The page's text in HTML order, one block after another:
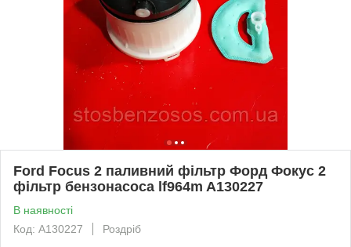
Ford Focus 2 паливний фільтр Форд Фокус 2
фільтр бензонасоса lf964m A130227
В наявності
Код: A130227
Роздріб